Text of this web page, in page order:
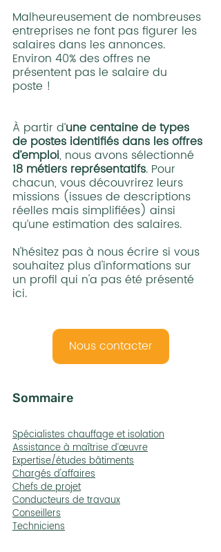
Malheureusement de nombreuses
entreprises ne font pas figurer les
salaires dans les annonces.
Environ 40% des offres ne
présentent pas le salaire du
poste !
À partir d’une centaine de types
de postes identifiés dans les offres
d’emploi, nous avons sélectionné
18 métiers représentatifs. Pour
chacun, vous découvrirez leurs
missions (issues de descriptions
réelles mais simplifiées) ainsi
qu’une estimation des salaires.
N'hésitez pas à nous écrire si vous
souhaitez plus d'informations sur
un profil qui n'a pas été présenté
ici.
Nous contacter
Sommaire
Spécialistes chauffage et isolation
Assistance à maîtrise d’œuvre
Expertise/études bâtiments
Chargés d'affaires
Chefs de projet
Conducteurs de travaux
Conseillers
Techniciens